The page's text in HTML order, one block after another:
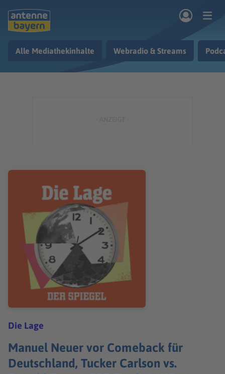
Kontakt
Alle Mediathekinhalte Webradio & Streams
Die Lage
Manuel Neuer vor Comeback für
Deutschland, Tucker Carlson vs.